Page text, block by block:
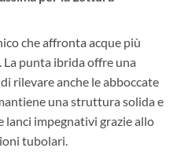
che affronta acque più
punta ibrida offre una
rilevare anche le abboccate
una struttura solida e
lanci impegnativi grazie allo
tubolari.